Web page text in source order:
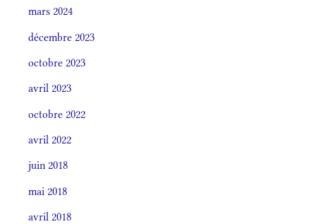
mars 2024
décembre 2023
octobre 2023
avril 2023
octobre 2022
avril 2022
juin 2018
mai 2018
avril 2018